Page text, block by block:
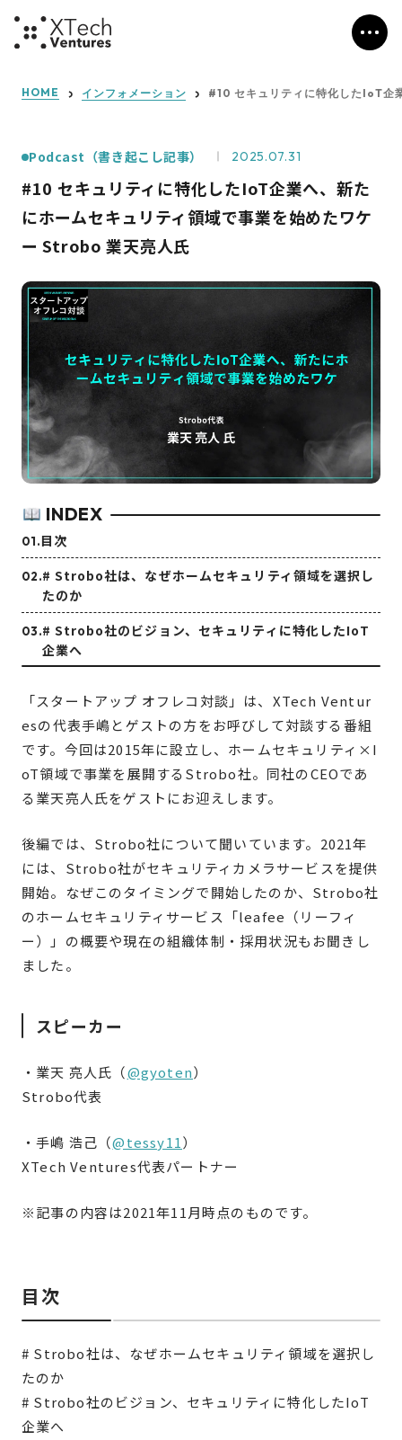
HOME インフォメーション #10 セキュリティに特化したIoT企
Podcast（書き起こし記事） 2025.07.31
#10 セキュリティに特化したIoT企業へ、新た
にホームセキュリティ領域で事業を始めたワケ
ー Strobo 業天亮人氏
INDEX
目次
# Strobo社は、なぜホームセキュリティ領域を選択し
たのか
# Strobo社のビジョン、セキュリティに特化したIoT
企業へ
「スタートアップ オフレコ対談」は、XTech Ventur
esの代表手嶋とゲストの方をお呼びして対談する番組
です。今回は2015年に設立し、ホームセキュリティ×I
oT領域で事業を展開するStrobo社。同社のCEOであ
る業天亮人氏をゲストにお迎えします。
後編では、Strobo社について聞いています。2021年
には、Strobo社がセキュリティカメラサービスを提供
開始。なぜこのタイミングで開始したのか、Strobo社
のホームセキュリティサービス「leafee（リーフィ
ー）」の概要や現在の組織体制・採用状況もお聞きし
ました。
スピーカー
・業天 亮人氏（@gyoten）
Strobo代表
・手嶋 浩己（@tessy11）
XTech Ventures代表パートナー
※記事の内容は2021年11月時点のものです。
目次
# Strobo社は、なぜホームセキュリティ領域を選択し
たのか
# Strobo社のビジョン、セキュリティに特化したIoT
企業へ